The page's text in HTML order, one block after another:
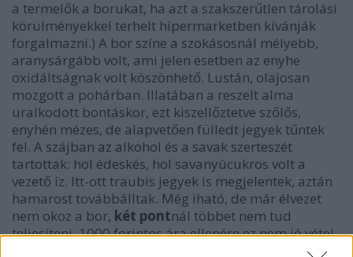
a termelők a borukat, ha azt a szakszerűtlen tárolási
körülményekkel terhelt hipermarketben kívánják
forgalmazni.) A bor színe a szokásosnál mélyebb,
aranysárgább volt, ami jelen esetben az enyhe
oxidáltságnak volt köszönhető. Lustán, olajosan
mozgott a pohárban. Illatában a reszelt alma
uralkodott bontáskor, ezt kiszellőztetve szőlős,
enyhén mézes, de alapvetően fülledt jegyek tűntek
fel. A szájban az alkohol és a savak szerteszét
tartottak: hol édeskés, hol savanyúcukros volt a
vezető íz. Itt-ott traubis jegyek is megjelentek, aztán
hamarost továbbálltak. Még iható, de már élvezet
nem okoz a bor, két pontnál többet nem tud
teljesíteni. 1000 forintos ára ellenére ez nem jó vétel.